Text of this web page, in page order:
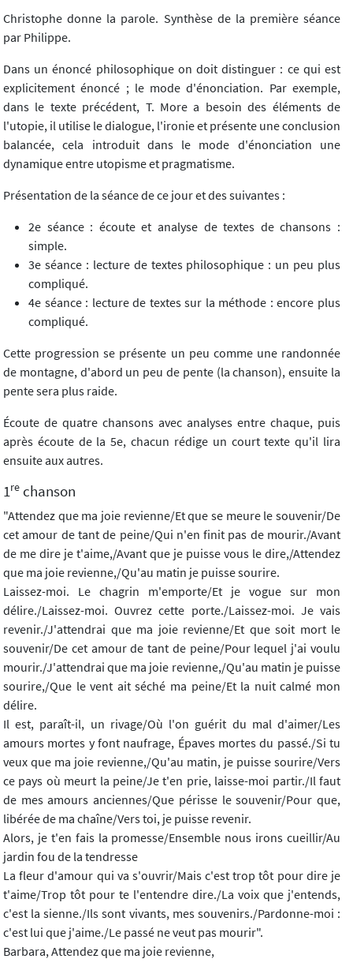
Christophe donne la parole. Synthèse de la première séance
par Philippe.
Dans un énoncé philosophique on doit distinguer : ce qui est
explicitement énoncé ; le mode d'énonciation. Par exemple,
dans le texte précédent, T. More a besoin des éléments de
l'utopie, il utilise le dialogue, l'ironie et présente une conclusion
balancée, cela introduit dans le mode d'énonciation une
dynamique entre utopisme et pragmatisme.
Présentation de la séance de ce jour et des suivantes :
2e séance : écoute et analyse de textes de chansons :
simple.
3e séance : lecture de textes philosophique : un peu plus
compliqué.
4e séance : lecture de textes sur la méthode : encore plus
compliqué.
Cette progression se présente un peu comme une randonnée
de montagne, d'abord un peu de pente (la chanson), ensuite la
pente sera plus raide.
Écoute de quatre chansons avec analyses entre chaque, puis
après écoute de la 5e, chacun rédige un court texte qu'il lira
ensuite aux autres.
1re chanson
"Attendez que ma joie revienne/Et que se meure le souvenir/De
cet amour de tant de peine/Qui n'en finit pas de mourir./Avant
de me dire je t'aime,/Avant que je puisse vous le dire,/Attendez
que ma joie revienne,/Qu'au matin je puisse sourire.
Laissez-moi. Le chagrin m'emporte/Et je vogue sur mon
délire./Laissez-moi. Ouvrez cette porte./Laissez-moi. Je vais
revenir./J'attendrai que ma joie revienne/Et que soit mort le
souvenir/De cet amour de tant de peine/Pour lequel j'ai voulu
mourir./J'attendrai que ma joie revienne,/Qu'au matin je puisse
sourire,/Que le vent ait séché ma peine/Et la nuit calmé mon
délire.
Il est, paraît-il, un rivage/Où l'on guérit du mal d'aimer/Les
amours mortes y font naufrage, Épaves mortes du passé./Si tu
veux que ma joie revienne,/Qu'au matin, je puisse sourire/Vers
ce pays où meurt la peine/Je t'en prie, laisse-moi partir./Il faut
de mes amours anciennes/Que périsse le souvenir/Pour que,
libérée de ma chaîne/Vers toi, je puisse revenir.
Alors, je t'en fais la promesse/Ensemble nous irons cueillir/Au
jardin fou de la tendresse
La fleur d'amour qui va s'ouvrir/Mais c'est trop tôt pour dire je
t'aime/Trop tôt pour te l'entendre dire./La voix que j'entends,
c'est la sienne./Ils sont vivants, mes souvenirs./Pardonne-moi :
c'est lui que j'aime./Le passé ne veut pas mourir".
Barbara, Attendez que ma joie revienne,